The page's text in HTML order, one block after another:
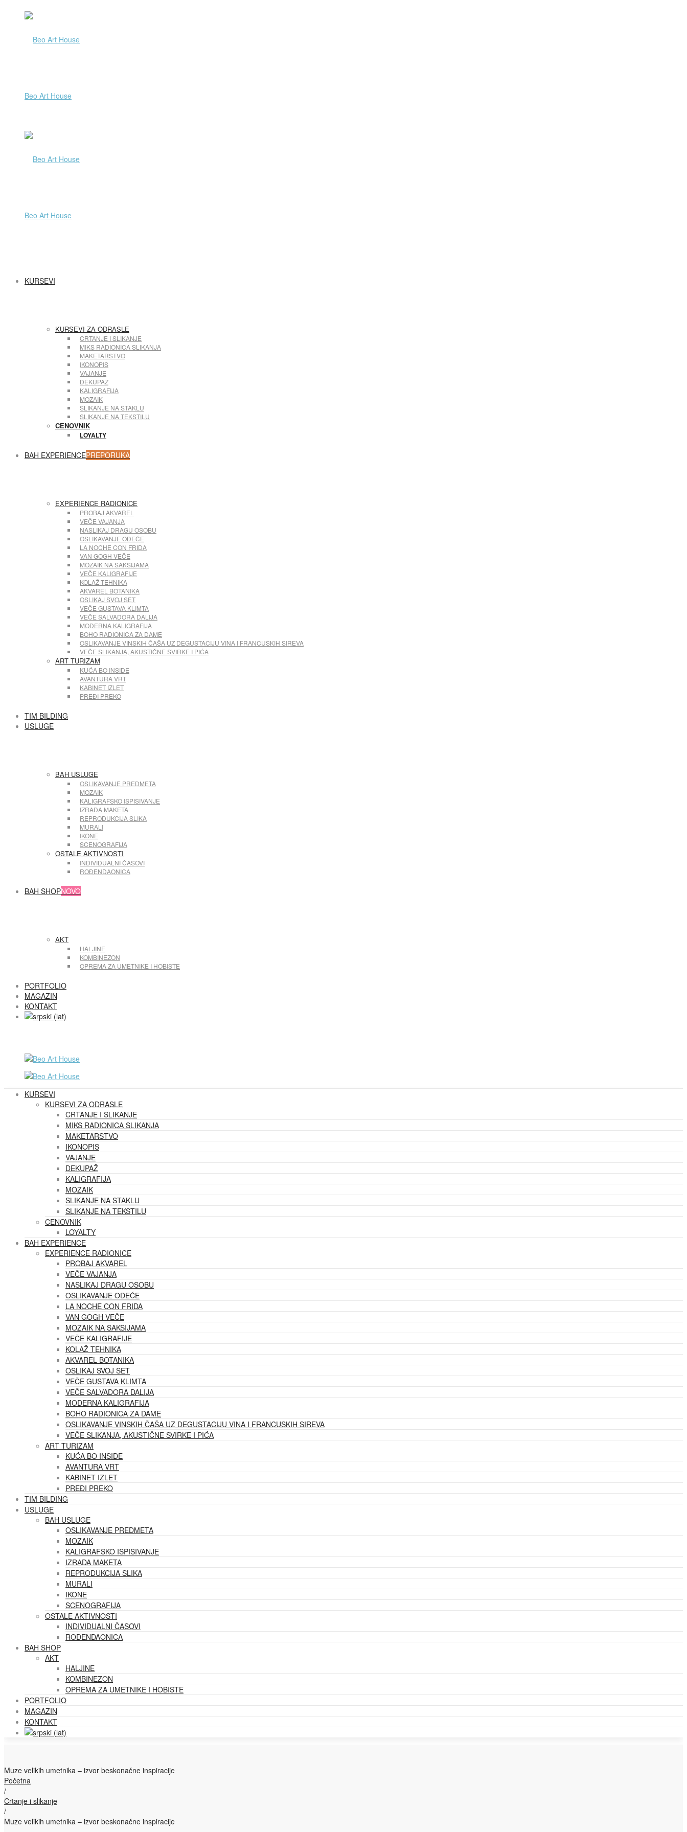
Beo Art House
Beo Art House
KURSEVI
KURSEVI ZA ODRASLE
CRTANJE I SLIKANJE
MIKS RADIONICA SLIKANJA
MAKETARSTVO
IKONOPIS
VAJANJE
DEKUPAŽ
KALIGRAFIJA
MOZAIK
SLIKANJE NA STAKLU
SLIKANJE NA TEKSTILU
CENOVNIK
LOYALTY
BAH EXPERIENCEPREPORUKA
EXPERIENCE RADIONICE
PROBAJ AKVAREL
VEČE VAJANJA
NASLIKAJ DRAGU OSOBU
OSLIKAVANJE ODEĆE
LA NOCHE CON FRIDA
VAN GOGH VEČE
MOZAIK NA SAKSIJAMA
VEČE KALIGRAFIJE
KOLAŽ TEHNIKA
AKVAREL BOTANIKA
OSLIKAJ SVOJ SET
VEČE GUSTAVA KLIMTA
VEČE SALVADORA DALIJA
MODERNA KALIGRAFIJA
BOHO RADIONICA ZA DAME
OSLIKAVANJE VINSKIH ČAŠA UZ DEGUSTACIJU VINA I FRANCUSKIH SIREVA
VEČE SLIKANJA, AKUSTIČNE SVIRKE I PIĆA
ART TURIZAM
KUĆA BO INSIDE
AVANTURA VRT
KABINET IZLET
PREĐI PREKO
TIM BILDING
USLUGE
BAH USLUGE
OSLIKAVANJE PREDMETA
MOZAIK
KALIGRAFSKO ISPISIVANJE
IZRADA MAKETA
REPRODUKCIJA SLIKA
MURALI
IKONE
SCENOGRAFIJA
OSTALE AKTIVNOSTI
INDIVIDUALNI ČASOVI
ROĐENDAONICA
BAH SHOPNOVO
AKT
HALJINE
KOMBINEZON
OPREMA ZA UMETNIKE I HOBISTE
PORTFOLIO
MAGAZIN
KONTAKT
KURSEVI
KURSEVI ZA ODRASLE
CRTANJE I SLIKANJE
MIKS RADIONICA SLIKANJA
MAKETARSTVO
IKONOPIS
VAJANJE
DEKUPAŽ
KALIGRAFIJA
MOZAIK
SLIKANJE NA STAKLU
SLIKANJE NA TEKSTILU
CENOVNIK
LOYALTY
BAH EXPERIENCE
EXPERIENCE RADIONICE
PROBAJ AKVAREL
VEČE VAJANJA
NASLIKAJ DRAGU OSOBU
OSLIKAVANJE ODEĆE
LA NOCHE CON FRIDA
VAN GOGH VEČE
MOZAIK NA SAKSIJAMA
VEČE KALIGRAFIJE
KOLAŽ TEHNIKA
AKVAREL BOTANIKA
OSLIKAJ SVOJ SET
VEČE GUSTAVA KLIMTA
VEČE SALVADORA DALIJA
MODERNA KALIGRAFIJA
BOHO RADIONICA ZA DAME
OSLIKAVANJE VINSKIH ČAŠA UZ DEGUSTACIJU VINA I FRANCUSKIH SIREVA
VEČE SLIKANJA, AKUSTIČNE SVIRKE I PIĆA
ART TURIZAM
KUĆA BO INSIDE
AVANTURA VRT
KABINET IZLET
PREĐI PREKO
TIM BILDING
USLUGE
BAH USLUGE
OSLIKAVANJE PREDMETA
MOZAIK
KALIGRAFSKO ISPISIVANJE
IZRADA MAKETA
REPRODUKCIJA SLIKA
MURALI
IKONE
SCENOGRAFIJA
OSTALE AKTIVNOSTI
INDIVIDUALNI ČASOVI
ROĐENDAONICA
BAH SHOP
AKT
HALJINE
KOMBINEZON
OPREMA ZA UMETNIKE I HOBISTE
PORTFOLIO
MAGAZIN
KONTAKT
Muze velikih umetnika – izvor beskonačne inspiracije
Početna
/
Crtanje i slikanje
/
Muze velikih umetnika – izvor beskonačne inspiracije